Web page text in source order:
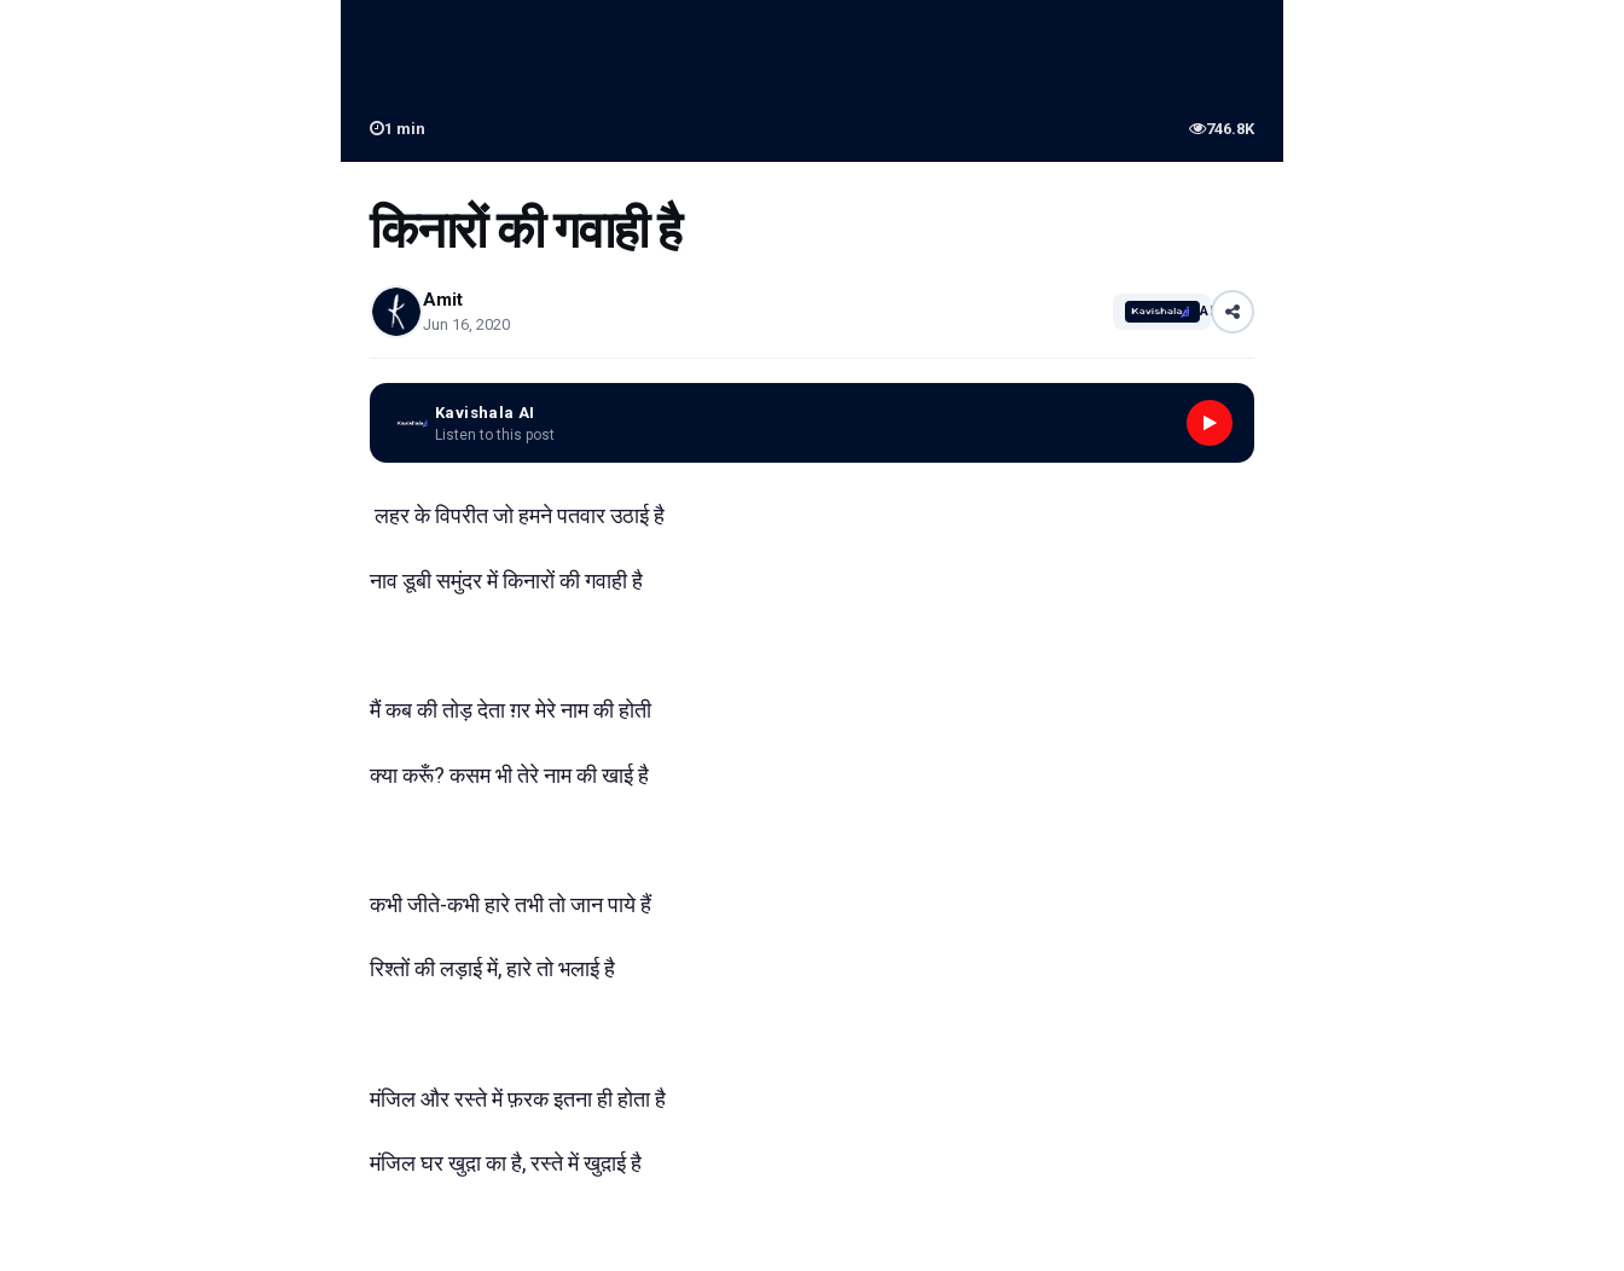
1 min 746.8K
किनारों की गवाही है
Amit
Jun 16, 2020
AI
Kavishala AI
Listen to this post
लहर के विपरीत जो हमने पतवार उठाई है
नाव डूबी समुंदर में किनारों की गवाही है
मैं कब की तोड़ देता ग़र मेरे नाम की होती
क्या करूँ? कसम भी तेरे नाम की खाई है
कभी जीते-कभी हारे तभी तो जान पाये हैं
रिश्तों की लड़ाई में, हारे तो भलाई है
मंजिल और रस्ते में फ़रक इतना ही होता है
मंजिल घर खुद़ा का है, रस्ते में खुद़ाई है